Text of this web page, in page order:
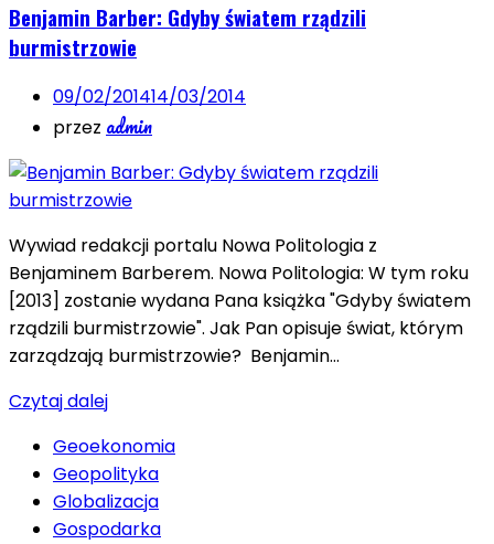
Benjamin Barber: Gdyby światem rządzili
burmistrzowie
09/02/201414/03/2014
przez admin
Wywiad redakcji portalu Nowa Politologia z
Benjaminem Barberem. Nowa Politologia: W tym roku
[2013] zostanie wydana Pana książka "Gdyby światem
rządzili burmistrzowie". Jak Pan opisuje świat, którym
zarządzają burmistrzowie? Benjamin…
Czytaj dalej
Geoekonomia
Geopolityka
Globalizacja
Gospodarka